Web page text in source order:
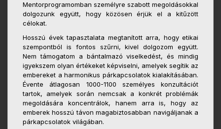
Mentorprogramomban személyre szabott megoldásokkal
dolgozunk együtt, hogy közösen érjük el a kitűzött
célokat.
Hosszú évek tapasztalata megtanított arra, hogy etikai
szempontból is fontos szűrni, kivel dolgozom együtt.
Nem támogatom a bántalmazó viselkedést, és mindig
igyekszem olyan értékeket képviselni, amelyek segítik az
embereket a harmonikus párkapcsolatok kialakításában.
Évente átlagosan 1000-1100 személyes konzultációt
tartok, amelyek során nemcsak a konkrét problémák
megoldására koncentrálok, hanem arra is, hogy az
emberek hosszú távon magabiztosabban navigáljanak a
párkapcsolatok világában.